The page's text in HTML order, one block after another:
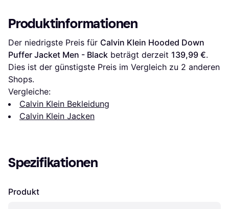
Produktinformationen
Der niedrigste Preis für Calvin Klein Hooded Down
Puffer Jacket Men - Black beträgt derzeit 139,99 €.
Dies ist der günstigste Preis im Vergleich zu 2 anderen
Shops.
Vergleiche:
Calvin Klein Bekleidung
Calvin Klein Jacken
Spezifikationen
Produkt